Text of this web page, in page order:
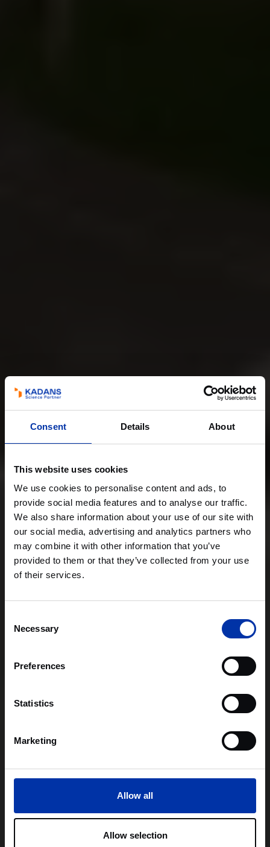
Consent Details About
This website uses cookies
We use cookies to personalise content and ads, to
provide social media features and to analyse our traffic.
We also share information about your use of our site with
our social media, advertising and analytics partners who
may combine it with other information that you’ve
provided to them or that they’ve collected from your use
of their services.
Selection
Necessary
Preferences
Statistics
Marketing
Allow all
Allow selection